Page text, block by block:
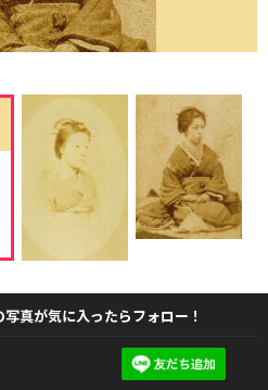
写真が気に入ったらフォロー！